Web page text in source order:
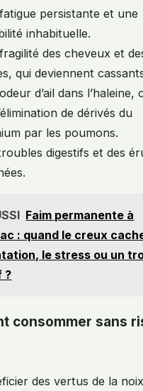
persistante et une
inhabituelle.
des cheveux et
qui deviennent
d’ail dans l’haleine,
de dérivés du
par les poumons.
digestifs et des
Faim permanente à
: quand le creux
le stress ou un
?
consommer sans
des vertus de la